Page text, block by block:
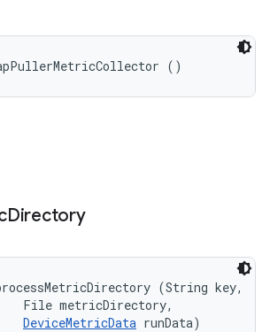
()
Directory
(String key,
File metricDirectory,
DeviceMetricData runData)